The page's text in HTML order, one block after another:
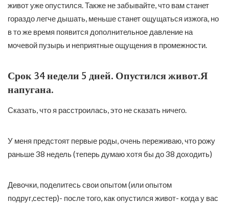
живот уже опустился. Также не забывайте, что вам станет
гораздо легче дышать, меньше станет ощущаться изжога, но
в то же время появится дополнительное давление на
мочевой пузырь и неприятные ощущения в промежности.
Срок 34 недели 5 дней. Опустился живот.Я
напугана.
Сказать, что я расстроилась, это не сказать ничего.
У меня предстоят первые роды, очень переживаю, что рожу
раньше 38 недель (теперь думаю хотя бы до 38 доходить)
Девочки, поделитесь свои опытом (или опытом
подруг,сестер)- после того, как опустился живот- когда у вас